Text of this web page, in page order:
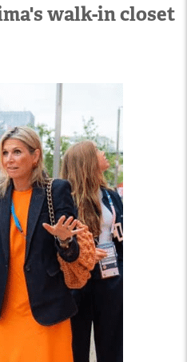
walk-in closet